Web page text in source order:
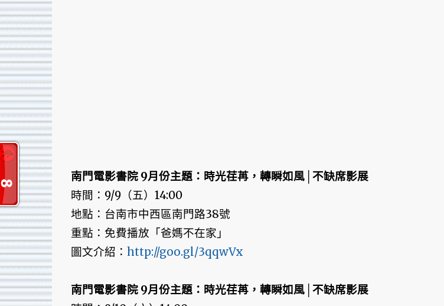
南門電影書院 9月份主題：時光荏苒，轉瞬如風│不缺席影展
時間：9/9（五）14:00
地點：台南市中西區南門路38號
重點：免費播放「爸媽不在家」
圖文介紹： http://goo.gl/3qqwVx
南門電影書院 9月份主題：時光荏苒，轉瞬如風│不缺席影展